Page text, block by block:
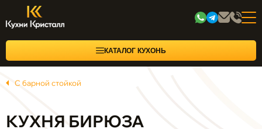
КАТАЛОГ КУХОНЬ
С барной стойкой
КУХНЯ БИРЮЗА